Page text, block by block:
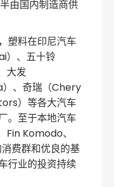
由国内制造商供
塑料在印尼汽车
）、五十铃
大发
）、奇瑞（Chery
）等各大汽车
。至于本地汽车
Komodo、
费群和优良的基
行业的投资持续